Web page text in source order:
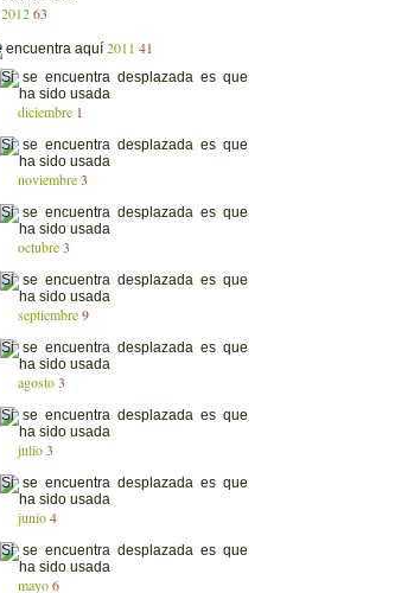
201263
2011 41
diciembre 1
noviembre 3
octubre 3
septiembre 9
agosto 3
julio 3
junio 4
mayo 6